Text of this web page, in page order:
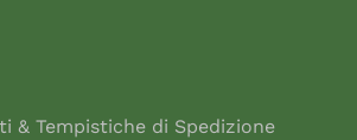
& Tempistiche di Spedizione